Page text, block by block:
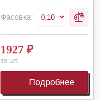
Фасовка:
1927 ₽
за шт.
Подробнее